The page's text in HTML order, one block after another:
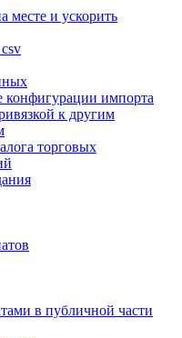
месте и ускорить
конфигурации импорта
к другим
торговых
в публичной части